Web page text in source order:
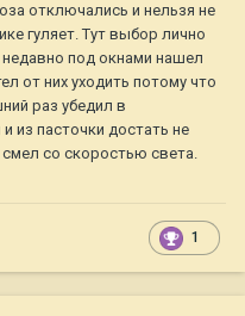
отключались и нельзя не
гуляет. Тут выбор лично
под окнами нашел
от них уходить потому что
раз убедил в
из пасточки достать не
со скоростью света.
1